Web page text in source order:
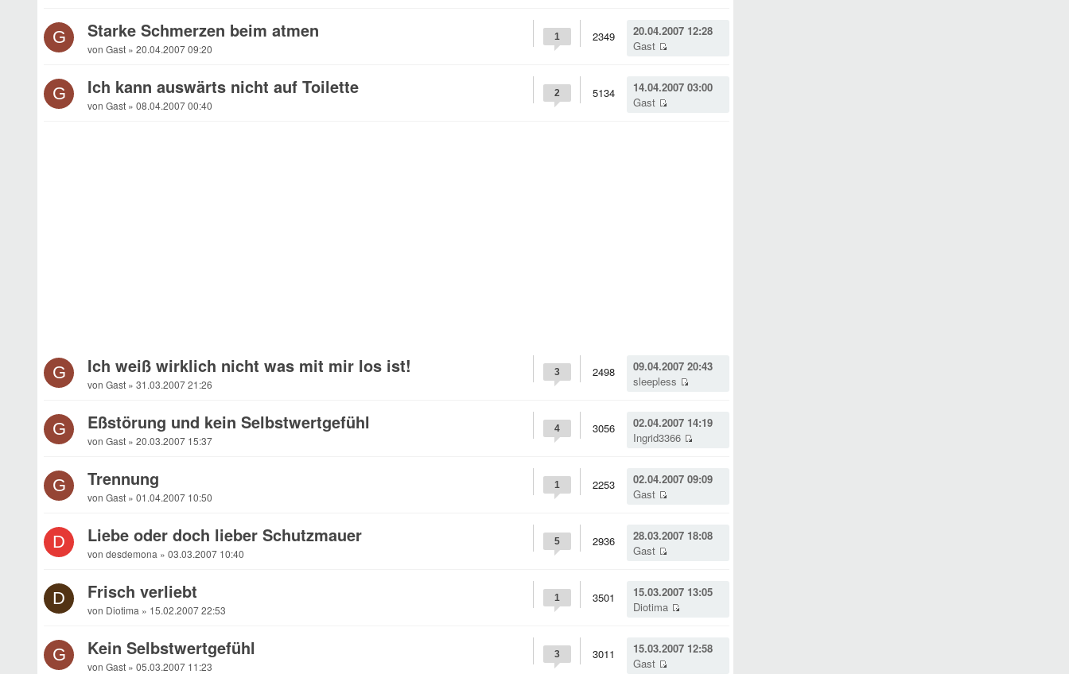
G Starke Schmerzen beim atmen
von Gast » 20.04.2007 09:20
20.04.2007 12:28
Gast
2349
1
G Ich kann auswärts nicht auf Toilette
von Gast » 08.04.2007 00:40
14.04.2007 03:00
Gast
5134
2
G Ich weiß wirklich nicht was mit mir los ist!
von Gast » 31.03.2007 21:26
09.04.2007 20:43
sleepless
2498
3
G Eßstörung und kein Selbstwertgefühl
von Gast » 20.03.2007 15:37
02.04.2007 14:19
Ingrid3366
3056
4
G Trennung
von Gast » 01.04.2007 10:50
02.04.2007 09:09
Gast
2253
1
D Liebe oder doch lieber Schutzmauer
von desdemona » 03.03.2007 10:40
28.03.2007 18:08
Gast
2936
5
D Frisch verliebt
von Diotima » 15.02.2007 22:53
15.03.2007 13:05
Diotima
3501
1
G Kein Selbstwertgefühl
von Gast » 05.03.2007 11:23
15.03.2007 12:58
Gast
3011
3